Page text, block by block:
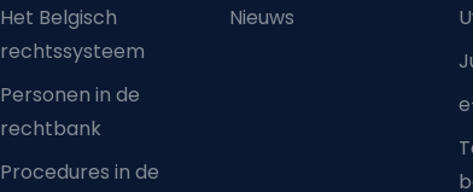
Het Belgisch
rechtssysteem
Personen in de
rechtbank
Procedures in de
Nieuws